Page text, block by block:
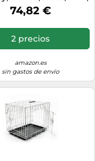
Color Gris/Beige
74,82 €
2 precios
amazon.es
sin gastos de envío